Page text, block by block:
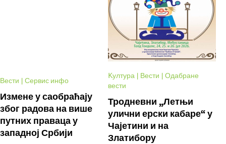
Вести | Сервис инфо
Измене у саобраћају
због радова на више
путних праваца у
западној Србији
Kултура | Вести | Одабране
вести
Тродневни „Летњи
улични ерски кабаре“ у
Чајетини и на
Златибору